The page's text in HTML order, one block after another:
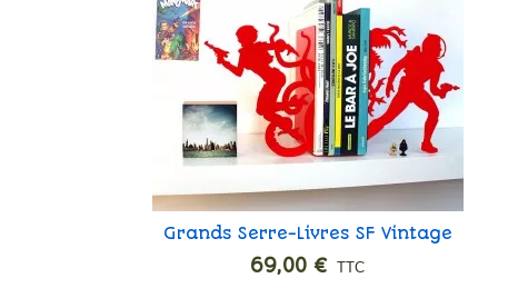
Ajouter
Grands Serre-Livres SF Vintage
69,00 € TTC